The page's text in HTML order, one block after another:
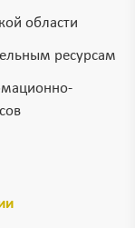
области
ресурсам